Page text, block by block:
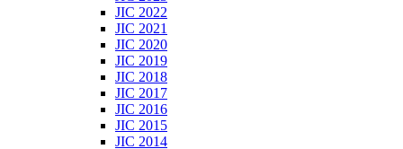
JIC 2022
JIC 2021
JIC 2020
JIC 2019
JIC 2018
JIC 2017
JIC 2016
JIC 2015
JIC 2014